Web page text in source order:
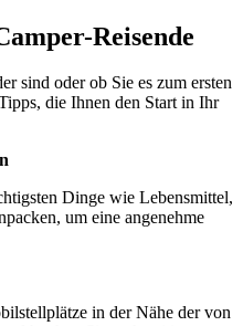
Reisende
sind oder ob Sie es zum ersten
die Ihnen den Start in Ihr
Dinge wie Lebensmittel,
um eine angenehme
in der Nähe der von